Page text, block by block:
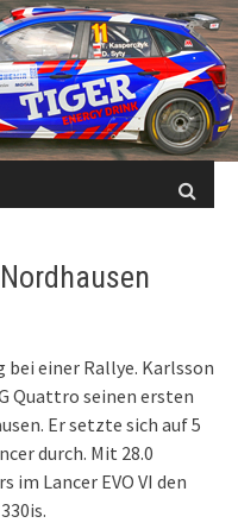
bei einer Rallye. Karlsson
Quattro seinen ersten
Er setzte sich auf 5
durch. Mit 28.0
im Lancer EVO VI den